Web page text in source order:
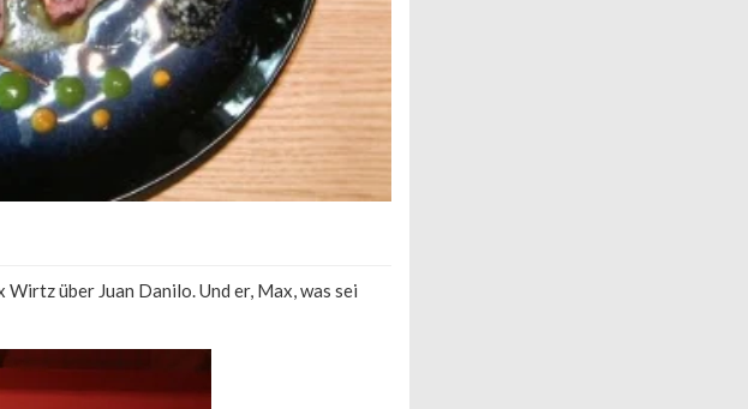
Wirtz über Juan Danilo. Und er, Max, was sei